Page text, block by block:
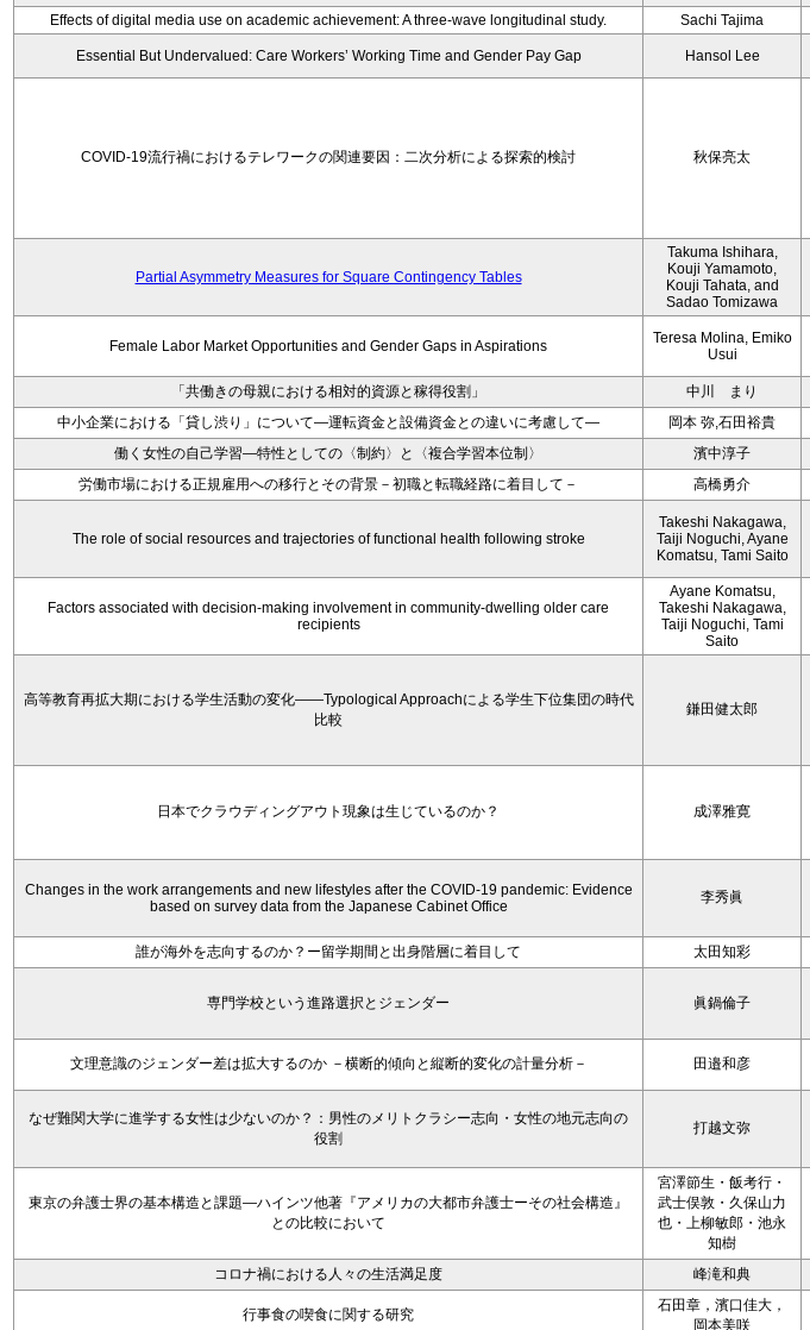
Effects of digital media use on academic achievement: A three-wave longitudinal study.
Sachi Tajima
Essential But Undervalued: Care Workers’ Working Time and Gender Pay Gap Hansol Lee
COVID-19流行禍におけるテレワークの関連要因：二次分析による探索的検討 秋保亮太
Partial Asymmetry Measures for Square Contingency Tables
Takuma Ishihara,
Kouji Yamamoto,
Kouji Tahata, and
Sadao Tomizawa
Female Labor Market Opportunities and Gender Gaps in Aspirations
Teresa Molina, Emiko
Usui
「共働きの母親における相対的資源と稼得役割」
中川 まり
中小企業における「貸し渋り」について―運転資金と設備資金との違いに考慮して―
岡本 弥,石田裕貴
働く女性の自己学習―特性としての〈制約〉と〈複合学習本位制〉
濱中淳子
労働市場における正規雇用への移行とその背景－初職と転職経路に着目して－
高橋勇介
The role of social resources and trajectories of functional health following stroke
Takeshi Nakagawa,
Taiji Noguchi, Ayane
Komatsu, Tami Saito
Factors associated with decision‐making involvement in community‐dwelling older care
recipients
Ayane Komatsu,
Takeshi Nakagawa,
Taiji Noguchi, Tami
Saito
高等教育再拡大期における学生活動の変化——Typological Approachによる学生下位集団の時代
比較
鎌田健太郎
日本でクラウディングアウト現象は生じているのか？ 成澤雅寛
Changes in the work arrangements and new lifestyles after the COVID-19 pandemic: Evidence
based on survey data from the Japanese Cabinet Office
李秀眞
誰が海外を志向するのか？ー留学期間と出身階層に着目して
太田知彩
専門学校という進路選択とジェンダー 眞鍋倫子
文理意識のジェンダー差は拡大するのか －横断的傾向と縦断的変化の計量分析－ 田邉和彦
なぜ難関大学に進学する女性は少ないのか？：男性のメリトクラシー志向・女性の地元志向の
役割
打越文弥
東京の弁護士界の基本構造と課題―ハインツ他著『アメリカの大都市弁護士ーその社会構造』
との比較において
宮澤節生・飯考行・
武士俣敦・久保山力
也・上柳敏郎・池永
知樹
コロナ禍における人々の生活満足度 峰滝和典
行事食の喫食に関する研究
石田章，濱口佳大，
岡本美咲